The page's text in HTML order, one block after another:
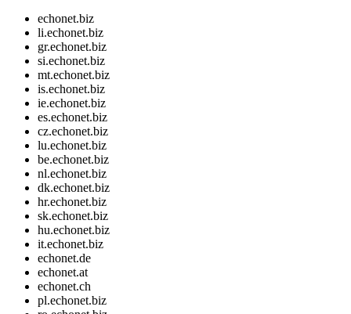
echonet.biz
li.echonet.biz
gr.echonet.biz
si.echonet.biz
mt.echonet.biz
is.echonet.biz
ie.echonet.biz
es.echonet.biz
cz.echonet.biz
lu.echonet.biz
be.echonet.biz
nl.echonet.biz
dk.echonet.biz
hr.echonet.biz
sk.echonet.biz
hu.echonet.biz
it.echonet.biz
echonet.de
echonet.at
echonet.ch
pl.echonet.biz